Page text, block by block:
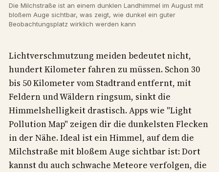
Die Milchstraße ist an einem dunklen Landhimmel im August mit
bloßem Auge sichtbar, was zeigt, wie dunkel ein guter
Beobachtungsplatz wirklich werden kann
Lichtverschmutzung meiden bedeutet nicht,
hundert Kilometer fahren zu müssen. Schon 30
bis 50 Kilometer vom Stadtrand entfernt, mit
Feldern und Wäldern ringsum, sinkt die
Himmelshelligkeit drastisch. Apps wie "Light
Pollution Map" zeigen dir die dunkelsten Flecken
in der Nähe. Ideal ist ein Himmel, auf dem die
Milchstraße mit bloßem Auge sichtbar ist: Dort
kannst du auch schwache Meteore verfolgen, die